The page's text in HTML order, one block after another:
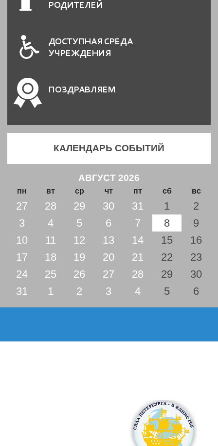
РОДИТЕЛЕЙ
ДОСТУПНАЯ СРЕДА
УЧРЕЖДЕНИЯ
ПОЗДРАВЛЯЕМ
КАЛЕНДАРЬ СОБЫТИЙ
АВГУСТ 2026
пн вт ср чт пт сб вс
27 28 29 30 31 1
2
3
4 5 6 7 8
9
10
11 12 13 14 15
16
17
18 19 20 21 22
23
24
25 26 27 28 29
30
31
1 2 3 4 5 6